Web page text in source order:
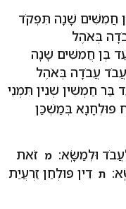
חֲמִשִּׁים שָׁנָה תִּפְקֹד
בְּאֹהֶל
בֶּן חֲמִשִּׁים שָׁנָה
עֲבֹדָה בְּאֹהֶל
בַּר חַמְשִׁין שְׁנִין תִּמְנֵי
פּוּלְחָנָא בְּמַשְׁכַּן
וּלְמַשָּֽׂא: מ זֹאת
ת דֵין פּוּלְחַן זַרְעֲיַת